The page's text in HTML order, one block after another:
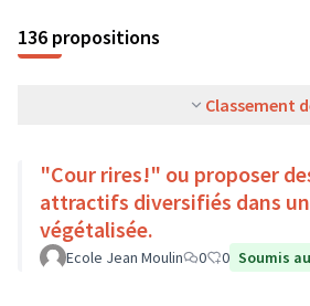
136 propositions
Classement
"Cour rires!" ou proposer
attractifs diversifiés dans
végétalisée.
Ecole Jean Moulin 0 0 Soumis